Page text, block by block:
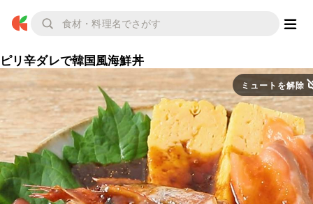
ピリ辛ダレで韓国風海鮮丼
ミュートを解除